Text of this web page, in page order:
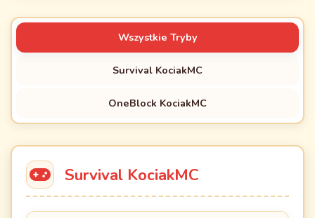
Wszystkie Tryby
Survival KociakMC
OneBlock KociakMC
Survival KociakMC